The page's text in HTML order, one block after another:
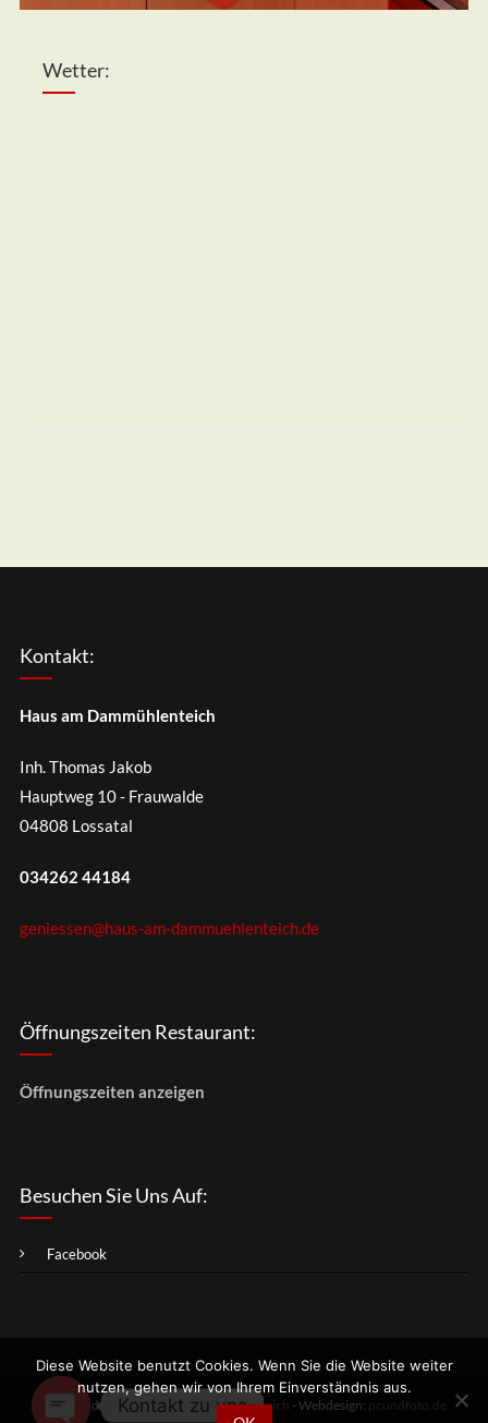
Wetter:
Kontakt:
Haus am Dammühlenteich
Inh. Thomas Jakob
Hauptweg 10 - Frauwalde
04808 Lossatal
034262 44184
geniessen@haus-am-dammuehlenteich.de
Öffnungszeiten Restaurant:
Öffnungszeiten anzeigen
Besuchen Sie Uns Auf:
Facebook
Inhalt und Fotos:Haus am Dammühlenteich - Webdesign: pcundfoto.de
Diese Website benutzt Cookies. Wenn Sie die Website weiter
nutzen, gehen wir von Ihrem Einverständnis aus.
Kontakt zu uns